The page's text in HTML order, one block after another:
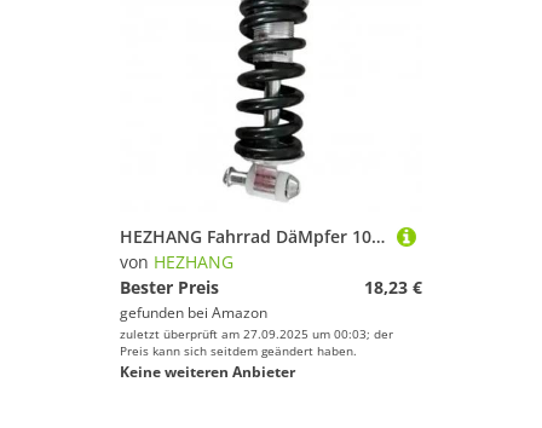
HEZHANG Fahrrad DäMpfer 10/12.5/15cm Hinten Suspension Frühling Stoßdämpfer for Mountainbike Fahrrad Fahrrad Zubehör(15 cm)
von HEZHANG
Bester Preis
18,23 €
gefunden bei Amazon
zuletzt überprüft am 27.09.2025 um 00:03; der
Preis kann sich seitdem geändert haben.
Keine weiteren Anbieter